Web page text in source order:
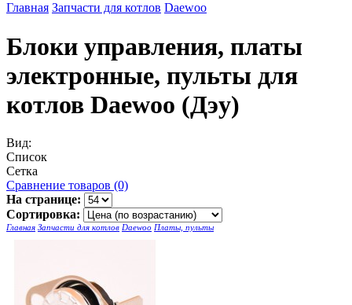
Главная Запчасти для котлов Daewoo
Блоки управления, платы
электронные, пульты для
котлов Daewoo (Дэу)
Вид:
Список
Сетка
Сравнение товаров (0)
На странице:
Сортировка:
Главная Запчасти для котлов Daewoo Платы, пульты